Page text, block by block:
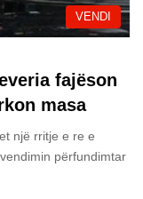
VENDI
fajëson
masa
një rritje e re e
përfundimtar